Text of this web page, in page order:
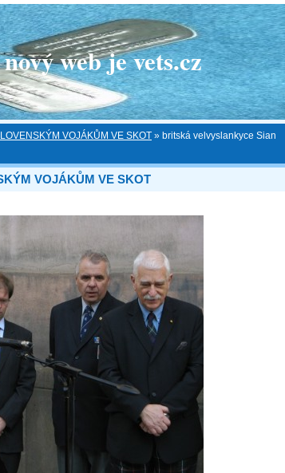
web je vets.cz
VOJÁKŮM VE SKOT » britská velvyslankyce Sian
VOJÁKŮM VE SKOT